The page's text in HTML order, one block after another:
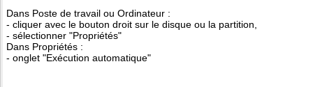
Dans Poste de travail ou Ordinateur :
- cliquer avec le bouton droit sur le disque ou la partition,
- sélectionner "Propriétés"
Dans Propriétés :
- onglet "Exécution automatique"